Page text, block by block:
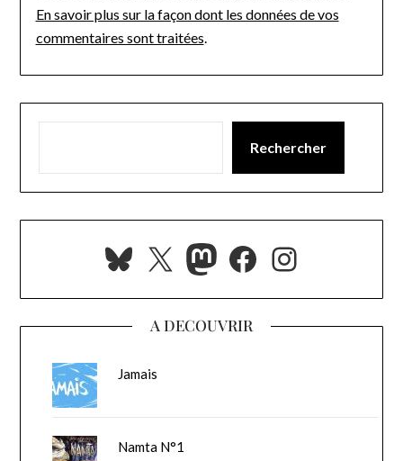
En savoir plus sur la façon dont les données de vos
commentaires sont traitées.
Rechercher
Bluesky
X Mastodon
Facebook
A DECOUVRIR
Jamais
Namta N°1